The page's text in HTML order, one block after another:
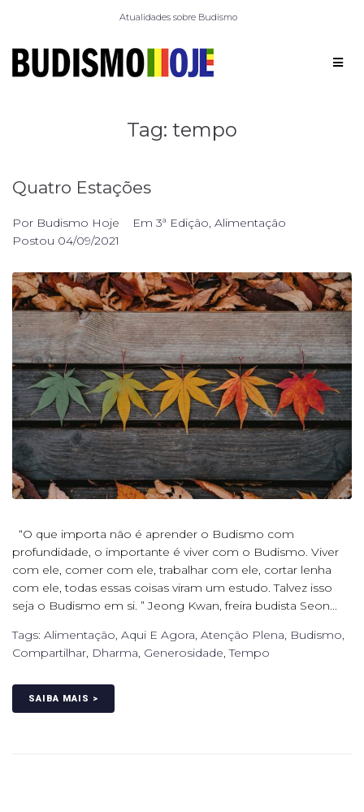
Atualidades sobre Budismo
Tag: tempo
Quatro Estações
Por Budismo Hoje Em 3ª Edição, Alimentação
Postou 04/09/2021
“O que importa não é aprender o Budismo com
profundidade, o importante é viver com o Budismo. Viver
com ele, comer com ele, trabalhar com ele, cortar lenha
com ele, todas essas coisas viram um estudo. Talvez isso
seja o Budismo em si. ” Jeong Kwan, freira budista Seon...
Tags: Alimentação, Aqui E Agora, Atenção Plena, Budismo,
Compartilhar, Dharma, Generosidade,Tempo
SAIBA MAIS >